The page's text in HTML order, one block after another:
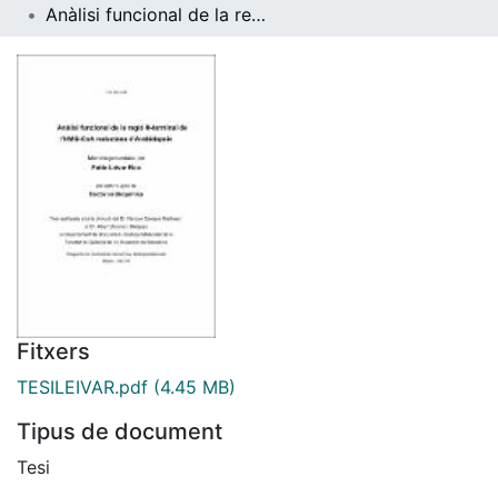
Anàlisi funcional de la regió N-terminal de l'HMG-CoA reductasa d'Arabidopsis
Fitxers
TESILEIVAR.pdf (4.45 MB)
Tipus de document
Tesi